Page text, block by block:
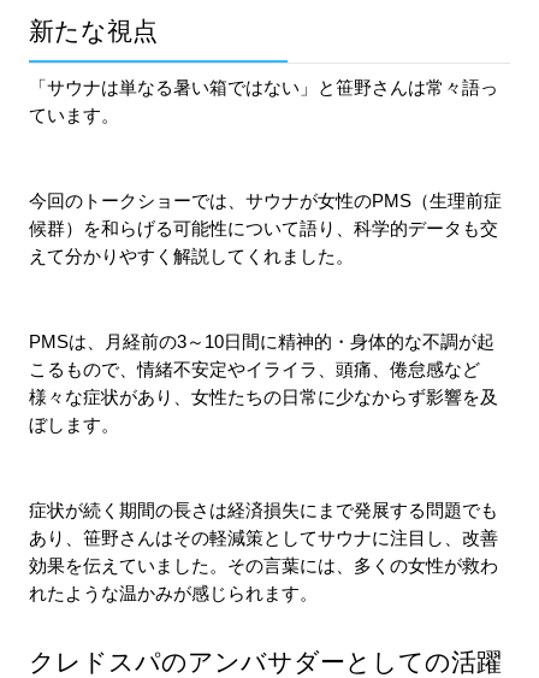
新たな視点
「サウナは単なる暑い箱ではない」と笹野さんは常々語っ
ています。
今回のトークショーでは、サウナが女性のPMS（生理前症
候群）を和らげる可能性について語り、科学的データも交
えて分かりやすく解説してくれました。
PMSは、月経前の3～10日間に精神的・身体的な不調が起
こるもので、情緒不安定やイライラ、頭痛、倦怠感など
様々な症状があり、女性たちの日常に少なからず影響を及
ぼします。
症状が続く期間の長さは経済損失にまで発展する問題でも
あり、笹野さんはその軽減策としてサウナに注目し、改善
効果を伝えていました。その言葉には、多くの女性が救わ
れたような温かみが感じられます。
クレドスパのアンバサダーとしての活躍